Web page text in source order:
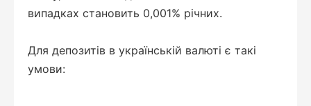
випадках становить 0,001% річних.
Для депозитів в українській валюті є такі
умови: